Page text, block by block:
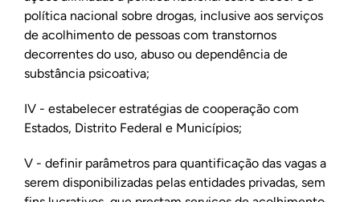
política nacional sobre drogas, inclusive aos serviços
de acolhimento de pessoas com transtornos
decorrentes do uso, abuso ou dependência de
substância psicoativa;
IV - estabelecer estratégias de cooperação com
Estados, Distrito Federal e Municípios;
V - definir parâmetros para quantificação das vagas a
serem disponibilizadas pelas entidades privadas, sem